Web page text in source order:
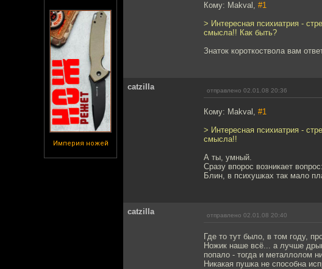
Империя ножей
Кому: Makval, #1
> Интересная психиатрия -
смысла!! Как быть?
Знаток короткоствола вам
catzilla отправлено 02.01.08 20:36
Кому: Makval, #1
> Интересная психиатрия -
смысла!!
А ты, умный.
Сразу впорос возникает
Блин, в психушках так мало
catzilla отправлено 02.01.08 20:40
Где то тут было, в том году,
Ножик наше всё... а лучше
попало - тогда и металлолом
Никакая пушка не способна